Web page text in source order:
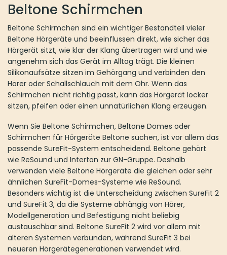
Optionen
auf
der
Produktseite
gewählt
werden
können
der
Produktseite
gewählt
werden
Beltone Schirmchen
Beltone Schirmchen sind ein wichtiger Bestandteil vieler
Beltone Hörgeräte und beeinflussen direkt, wie sicher das
Hörgerät sitzt, wie klar der Klang übertragen wird und wie
angenehm sich das Gerät im Alltag trägt. Die kleinen
Silikonaufsätze sitzen im Gehörgang und verbinden den
Hörer oder Schallschlauch mit dem Ohr. Wenn das
Schirmchen nicht richtig passt, kann das Hörgerät locker
sitzen, pfeifen oder einen unnatürlichen Klang erzeugen.
Wenn Sie Beltone Schirmchen, Beltone Domes oder
Schirmchen für Hörgeräte Beltone suchen, ist vor allem das
passende SureFit-System entscheidend. Beltone gehört
wie ReSound und Interton zur GN-Gruppe. Deshalb
verwenden viele Beltone Hörgeräte die gleichen oder sehr
ähnlichen SureFit-Domes-Systeme wie ReSound.
Besonders wichtig ist die Unterscheidung zwischen SureFit 2
und SureFit 3, da die Systeme abhängig von Hörer,
Modellgeneration und Befestigung nicht beliebig
austauschbar sind. Beltone SureFit 2 wird vor allem mit
älteren Systemen verbunden, während SureFit 3 bei
neueren Hörgerätegenerationen verwendet wird.